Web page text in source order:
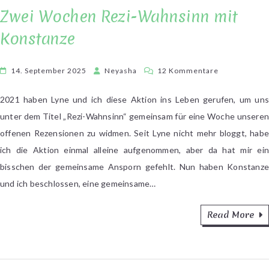
Zwei Wochen Rezi-Wahnsinn mit
Konstanze
14. September 2025 Neyasha 12 Kommentare
Wochen
Rezi-
Konstanze
2021 haben Lyne und ich diese Aktion ins Leben gerufen, um uns
unter dem Titel „Rezi-Wahnsinn“ gemeinsam für eine Woche unseren
offenen Rezensionen zu widmen. Seit Lyne nicht mehr bloggt, habe
ich die Aktion einmal alleine aufgenommen, aber da hat mir ein
bisschen der gemeinsame Ansporn gefehlt. Nun haben Konstanze
und ich beschlossen, eine gemeinsame…
Read More